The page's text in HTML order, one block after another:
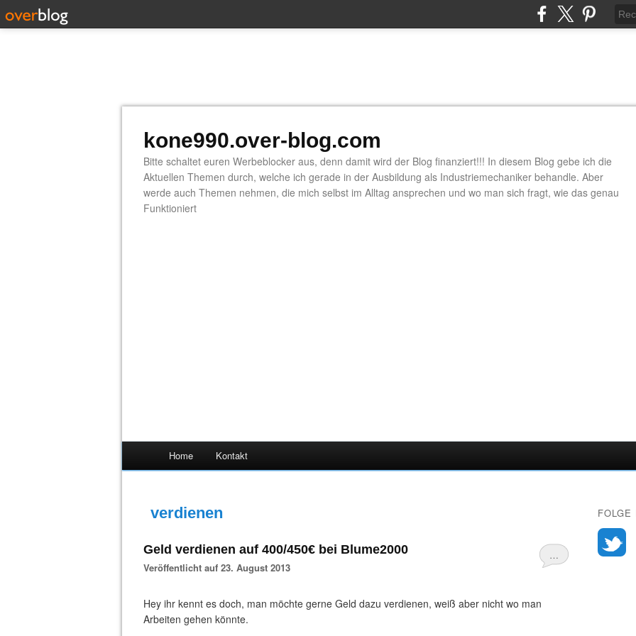
kone990.over-blog.com
Bitte schaltet euren Werbeblocker aus, denn damit wird der Blog finanziert!!! In diesem Blog gebe ich die
Aktuellen Themen durch, welche ich gerade in der Ausbildung als Industriemechaniker behandle. Aber
werde auch Themen nehmen, die mich selbst im Alltag ansprechen und wo man sich fragt, wie das genau
Funktioniert
Home Kontakt
verdienen
…
Geld verdienen auf 400/450€ bei Blume2000
Veröffentlicht auf 23. August 2013
Hey ihr kennt es doch, man möchte gerne Geld dazu verdienen, weiß aber nicht wo man
Arbeiten gehen könnte.
FOLGE